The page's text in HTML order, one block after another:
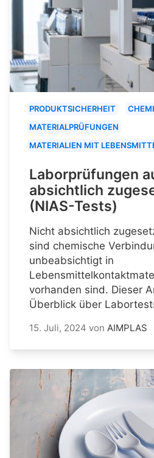
PRODUKTSICHERHEIT
MATERIALPRÜFUNGEN
MATERIALIEN MIT
Laborprüfungen
absichtlich
(NIAS-Tests)
Nicht absichtlich
sind chemische
unbeabsichtigt in
vorhanden sind. Dieser
Überblick über
15. Juli, 2024 von AIMPLAS